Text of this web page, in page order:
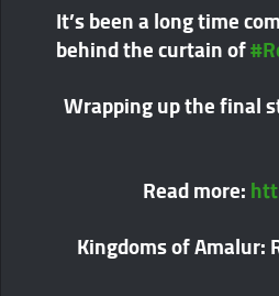
It’s been a long time
behind the curtain of
Wrapping up the final
Read more: